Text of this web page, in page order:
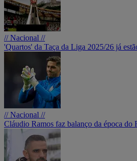
// Nacional //
'Quartos' da Taça da Liga 2025/26 já
// Nacional //
Cláudio Ramos faz balanço da época do